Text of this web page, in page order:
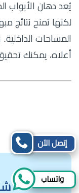
يُعد دهان الأبواب
لكنها تمنح نتائج
المساحات الداخلية.
أعلاه، يمكنك
إتصل الآن
واتساب